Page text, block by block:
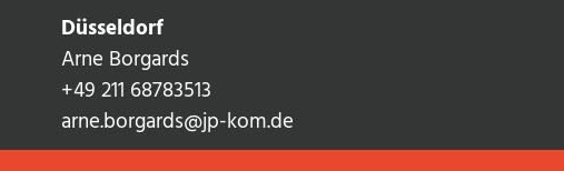
Düsseldorf
Arne Borgards
+49 211 68783513‬
arne.borgards@jp-kom.de